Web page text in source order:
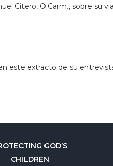
Citero, O.Carm., sobre su
este extracto de su
GOD’S
CHILDREN